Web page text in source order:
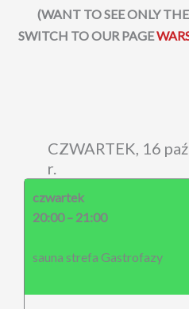
(WANT TO SEE ONLY
SWITCH TO OUR PAGE
CZWARTEK, 16
r.
czwartek
20:00 – 21:00
sauna strefa Gastrofazy